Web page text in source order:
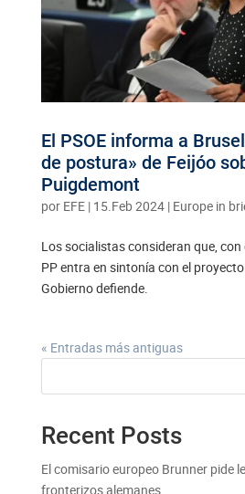
El PSOE informa a
de postura» de Feijóo
Puigdemont
por EFE| 15.Feb 2024| Europe in
Los socialistas consideran que,
PP entra en sintonía con el
Gobierno defiende.
« Entradas más antiguas
Recent Posts
El comisario europeo Brunner pide
fronterizos alemanes